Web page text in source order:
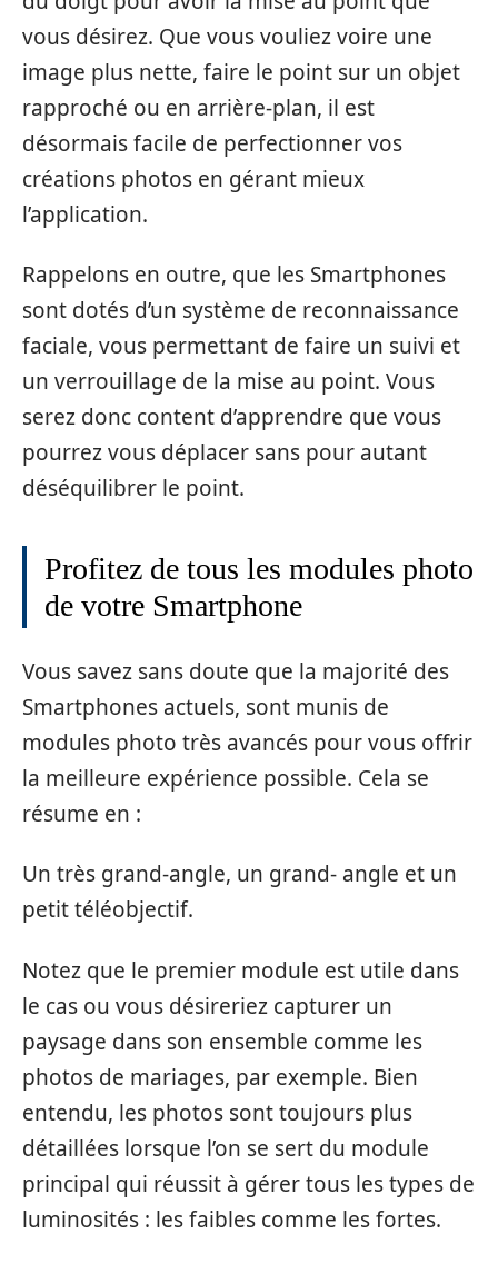
vous désirez. Que vous vouliez voire une
image plus nette, faire le point sur un objet
rapproché ou en arrière-plan, il est
désormais facile de perfectionner vos
créations photos en gérant mieux
l’application.
Rappelons en outre, que les Smartphones
sont dotés d’un système de reconnaissance
faciale, vous permettant de faire un suivi et
un verrouillage de la mise au point. Vous
serez donc content d’apprendre que vous
pourrez vous déplacer sans pour autant
déséquilibrer le point.
Profitez de tous les modules photo
de votre Smartphone
Vous savez sans doute que la majorité des
Smartphones actuels, sont munis de
modules photo très avancés pour vous offrir
la meilleure expérience possible. Cela se
résume en :
Un très grand-angle, un grand- angle et un
petit téléobjectif.
Notez que le premier module est utile dans
le cas ou vous désireriez capturer un
paysage dans son ensemble comme les
photos de mariages, par exemple. Bien
entendu, les photos sont toujours plus
détaillées lorsque l’on se sert du module
principal qui réussit à gérer tous les types de
luminosités : les faibles comme les fortes.